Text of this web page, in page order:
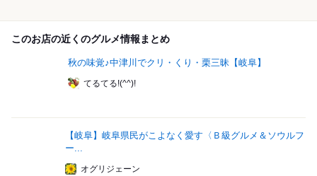
このお店の近くのグルメ情報まとめ
秋の味覚♪中津川でクリ・くり・栗三昧【岐阜】
てるてる!(^^)!
【岐阜】岐阜県民がこよなく愛す〈Ｂ級グルメ＆ソウルフ
ー...
オグリジェーン